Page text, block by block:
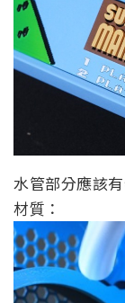
水管部分應該
材質：